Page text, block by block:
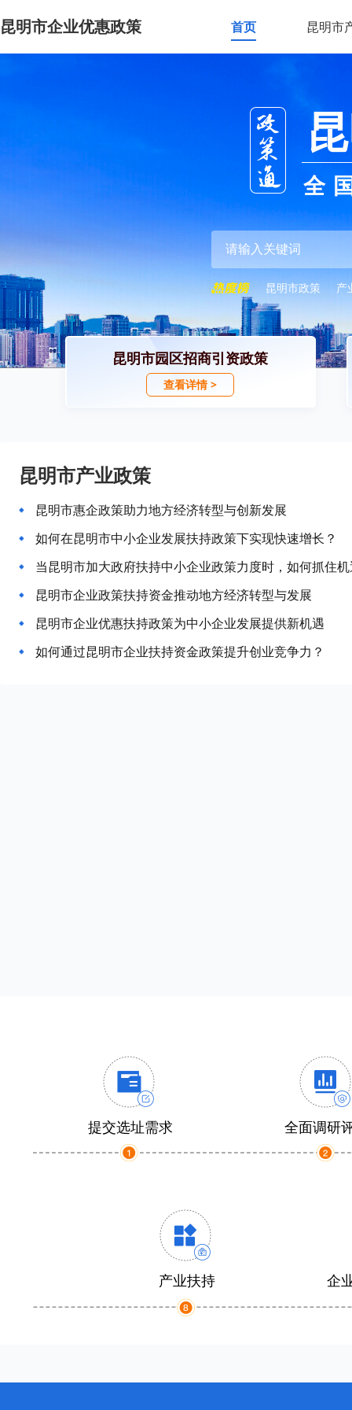
昆明市企业优惠政策 首页 昆明市
全
昆明市政策 产
昆明市园区招商引资政策
查看详情 >
昆明市产业政策
昆明市惠企政策助力地方经济转型与创新发展
如何在昆明市中小企业发展扶持政策下实现快速增长？
当昆明市加大政府扶持中小企业政策力度时，如何抓住
昆明市企业政策扶持资金推动地方经济转型与发展
昆明市企业优惠扶持政策为中小企业发展提供新机遇
如何通过昆明市企业扶持资金政策提升创业竞争力？
提交选址需求 全面调研
产业扶持 企